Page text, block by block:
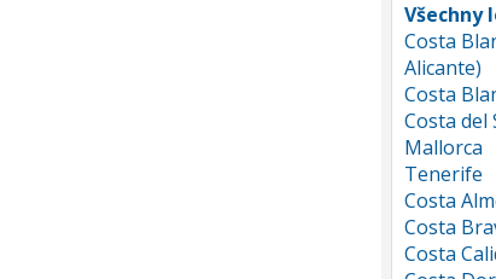
Všechny
Costa
Alicante)
Costa
Costa del
Mallorca
Tenerife
Costa
Costa
Costa